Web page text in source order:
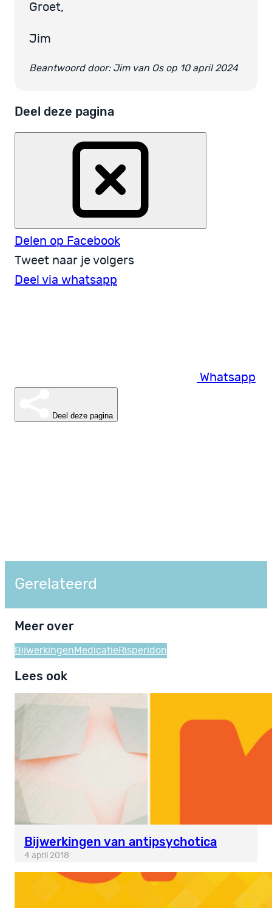
Groet,
Jim
Beantwoord door: Jim van Os op 10 april 2024
Deel deze pagina
Delen op Facebook
Tweet naar je volgers
Deel via whatsapp
Whatsapp
Deel deze pagina
Gerelateerd
Meer over
Bijwerkingen Medicatie Risperidon
Lees ook
Bijwerkingen van antipsychotica
4 april 2018